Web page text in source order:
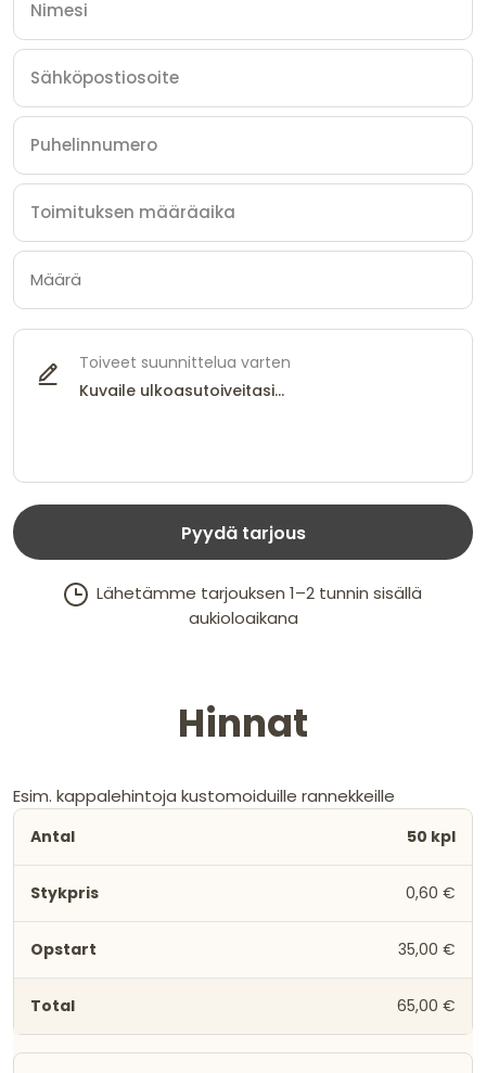
Toiveet suunnittelua varten
Pyydä tarjous
Lähetämme tarjouksen 1–2 tunnin sisällä
aukioloaikana
Hinnat
Esim. kappalehintoja kustomoiduille rannekkeille
50 kpl
0,60 €
35,00 €
65,00 €